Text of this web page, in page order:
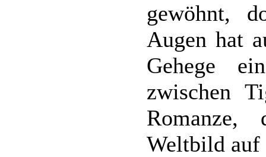
gewöhnt,
Augen hat
Gehege
zwischen
Weltbild